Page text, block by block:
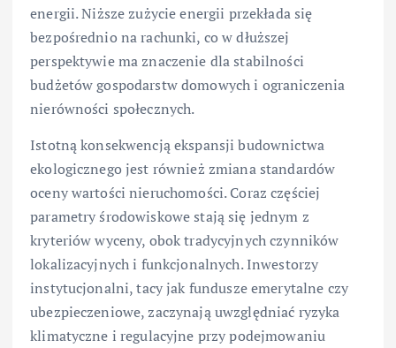
energii. Niższe zużycie energii przekłada się
bezpośrednio na rachunki, co w dłuższej
perspektywie ma znaczenie dla stabilności
budżetów gospodarstw domowych i ograniczenia
nierówności społecznych.
Istotną konsekwencją ekspansji budownictwa
ekologicznego jest również zmiana standardów
oceny wartości nieruchomości. Coraz częściej
parametry środowiskowe stają się jednym z
kryteriów wyceny, obok tradycyjnych czynników
lokalizacyjnych i funkcjonalnych. Inwestorzy
instytucjonalni, tacy jak fundusze emerytalne czy
ubezpieczeniowe, zaczynają uwzględniać ryzyka
klimatyczne i regulacyjne przy podejmowaniu